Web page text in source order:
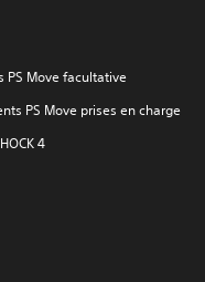
PS Move facultative
PS Move prises en charge
4